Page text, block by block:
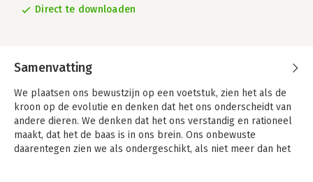
Direct te downloaden
Samenvatting
We plaatsen ons bewustzijn op een voetstuk, zien het als de
kroon op de evolutie en denken dat het ons onderscheidt van
andere dieren. We denken dat het ons verstandig en rationeel
maakt, dat het de baas is in ons brein. Ons onbewuste
daarentegen zien we als ondergeschikt, als niet meer dan het